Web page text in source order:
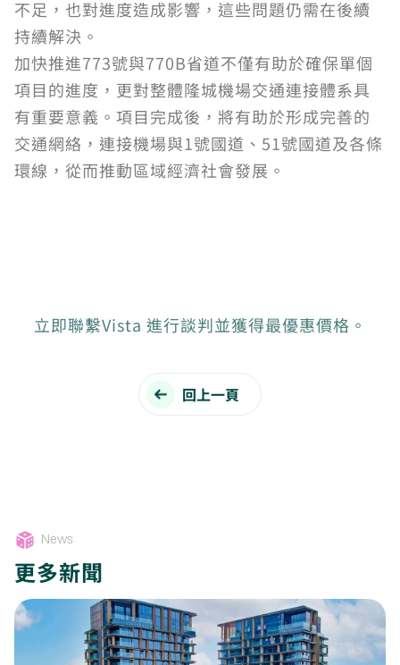
不足，也對進度造成影響，這些問題仍需在後續
持續解決。
加快推進773號與770B省道不僅有助於確保單個
項目的進度，更對整體隆城機場交通連接體系具
有重要意義。項目完成後，將有助於形成完善的
交通網絡，連接機場與1號國道、51號國道及各條
環線，從而推動區域經濟社會發展。
立即聯繫Vista 進行談判並獲得最優惠價格。
回上一頁
News
更多新聞